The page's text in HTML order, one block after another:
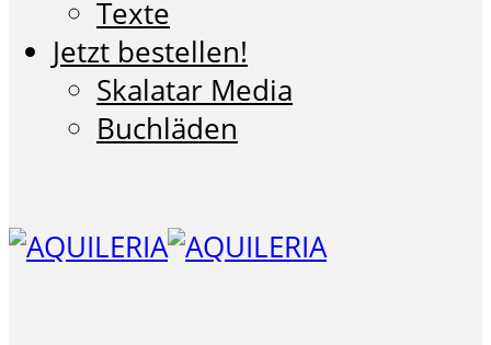
Texte
Jetzt bestellen!
Skalatar Media
Buchläden